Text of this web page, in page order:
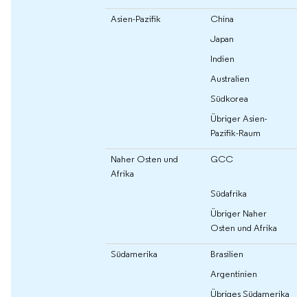
Asien-Pazifik
China
Japan
Indien
Australien
Südkorea
Übriger Asien-
Pazifik-Raum
Naher Osten und
Afrika
GCC
Südafrika
Übriger Naher
Osten und Afrika
Südamerika
Brasilien
Argentinien
Übriges Südamerika